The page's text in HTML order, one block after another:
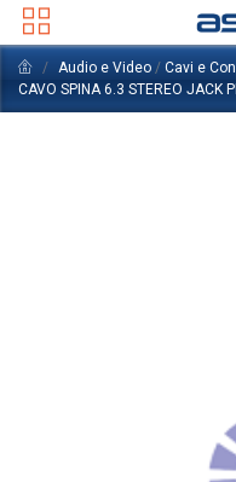
Audio e Video / Cavi e
CAVO SPINA 6.3 STEREO JACK